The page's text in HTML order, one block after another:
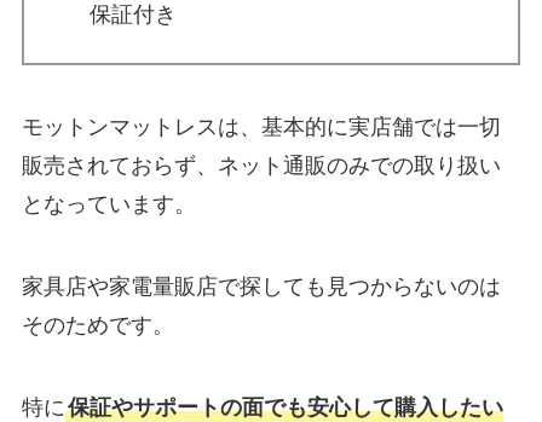
保証付き
モットンマットレスは、基本的に実店舗では一切
販売されておらず、ネット通販のみでの取り扱い
となっています。
家具店や家電量販店で探しても見つからないのは
そのためです。
特に保証やサポートの面でも安心して購入したい